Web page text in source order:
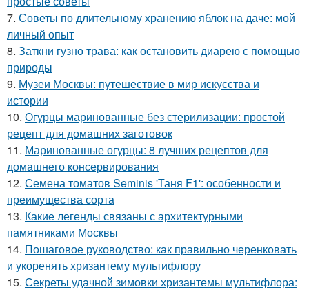
7. Советы по длительному хранению яблок на даче: мой
личный опыт
8. Заткни гузно трава: как остановить диарею с помощью
природы
9. Музеи Москвы: путешествие в мир искусства и
истории
10. Огурцы маринованные без стерилизации: простой
рецепт для домашних заготовок
11. Маринованные огурцы: 8 лучших рецептов для
домашнего консервирования
12. Семена томатов Seminis 'Таня F1': особенности и
преимущества сорта
13. Какие легенды связаны с архитектурными
памятниками Москвы
14. Пошаговое руководство: как правильно черенковать
и укоренять хризантему мультифлору
15. Секреты удачной зимовки хризантемы мультифлора: